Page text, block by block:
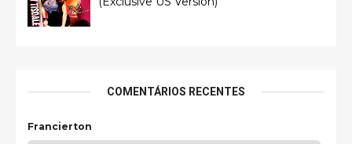
COMENTÁRIOS RECENTES
Francierton